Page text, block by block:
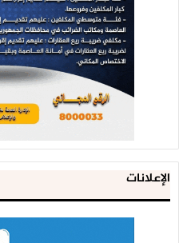
○قصف مدفعي يستهدف تجمعات
#البيضاء
○مصرع القيادي الداعشي البراء
الشعبية في البيضاء
#مارب
الإعلانات